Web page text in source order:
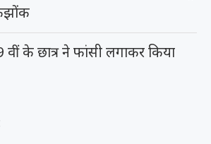
के छात्र ने फांसी लगाकर किया